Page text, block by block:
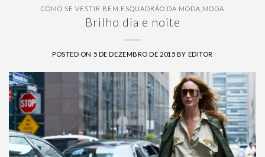
COMO SE VESTIR BEM ESQUADRÃO DA MODA MODA
Brilho dia e noite
POSTED ON 5 DE DEZEMBRO DE 2015 BY EDITOR